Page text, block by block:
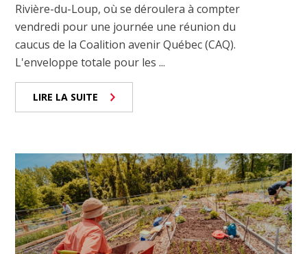
Rivière-du-Loup, où se déroulera à compter
vendredi pour une journée une réunion du
caucus de la Coalition avenir Québec (CAQ).
L'enveloppe totale pour les ...
LIRE LA SUITE